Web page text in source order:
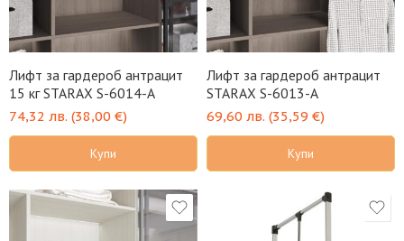
Лифт за гардероб антрацит
15 кг STARAX S-6014-A
74,32 лв. (38,00 €)
Купи
Лифт за гардероб антрацит
STARAX S-6013-A
69,60 лв. (35,59 €)
Купи